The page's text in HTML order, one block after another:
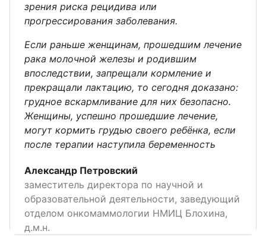
зрения риска рецидива или
прогрессирования заболевания.
Если раньше женщинам, прошедшим лечение
рака молочной железы и родившим
впоследствии, запрещали кормление и
прекращали лактацию, то сегодня доказано:
грудное вскармливание для них безопасно.
Женщины, успешно прошедшие лечение,
могут кормить грудью своего ребёнка, если
после терапии наступила беременность
Александр Петровский
заместитель директора по научной и
образовательной деятельности, заведующий
отделом онкомаммологии НМИЦ Блохина,
д.м.н.